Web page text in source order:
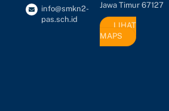
info@smkn2-
pas.sch.id
Jawa Timur 67127
LIHAT
MAPS